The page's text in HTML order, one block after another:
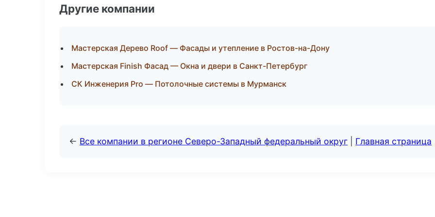
Другие компании
Мастерская Дерево Roof — Фасады и утепление в Ростов-на-Дону
Мастерская Finish Фасад — Окна и двери в Санкт-Петербург
СК Инженерия Pro — Потолочные системы в Мурманск
← Все компании в регионе Северо-Западный федеральный округ Главная страница